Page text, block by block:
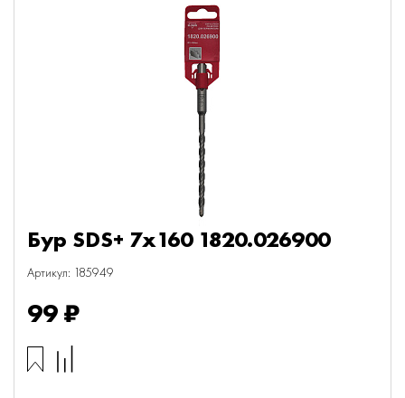
Бур SDS+ 7х160 1820.026900
Артикул: 185949
99 ₽